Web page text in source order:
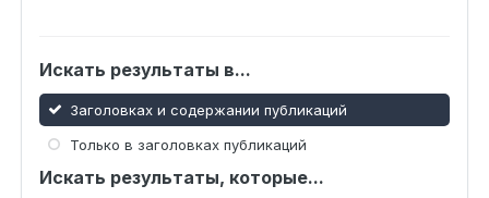
Искать результаты в...
Заголовках и содержании публикаций
Только в заголовках публикаций
Искать результаты, которые...